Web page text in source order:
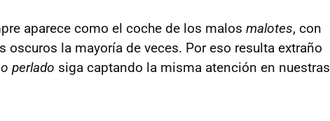
aparece como el coche de los malos malotes, con
oscuros la mayoría de veces. Por eso resulta extraño
perlado siga captando la misma atención en nuestras